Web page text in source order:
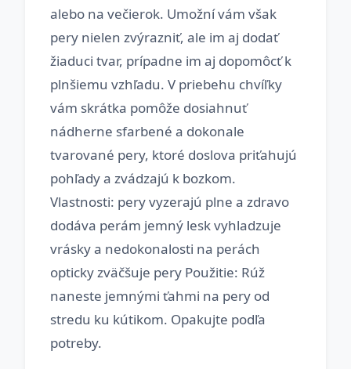
alebo na večierok. Umožní vám však
pery nielen zvýrazniť, ale im aj dodať
žiaduci tvar, prípadne im aj dopomôcť k
plnšiemu vzhľadu. V priebehu chvíľky
vám skrátka pomôže dosiahnuť
nádherne sfarbené a dokonale
tvarované pery, ktoré doslova priťahujú
pohľady a zvádzajú k bozkom.
Vlastnosti: pery vyzerajú plne a zdravo
dodáva perám jemný lesk vyhladzuje
vrásky a nedokonalosti na perách
opticky zväčšuje pery Použitie: Rúž
naneste jemnými ťahmi na pery od
stredu ku kútikom. Opakujte podľa